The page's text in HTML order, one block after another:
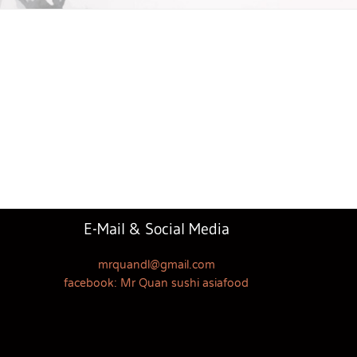
E-Mail & Social Media
mrquandl@gmail.com
facebook: Mr Quan sushi asiafood